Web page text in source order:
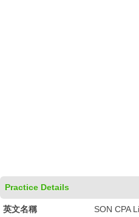
Practice Details
英文名稱 SON CPA